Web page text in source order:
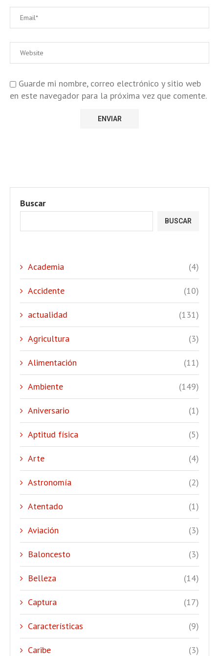
Guarde mi nombre, correo electrónico y sitio web
en este navegador para la próxima vez que comente.
Buscar
BUSCAR
Academia (4)
Accidente (10)
actualidad (131)
Agricultura (3)
Alimentación (11)
Ambiente (149)
Aniversario (1)
Aptitud física (5)
Arte (4)
Astronomía (2)
Atentado (1)
Aviación (3)
Baloncesto (3)
Belleza (14)
Captura (17)
Características (9)
Caribe (3)